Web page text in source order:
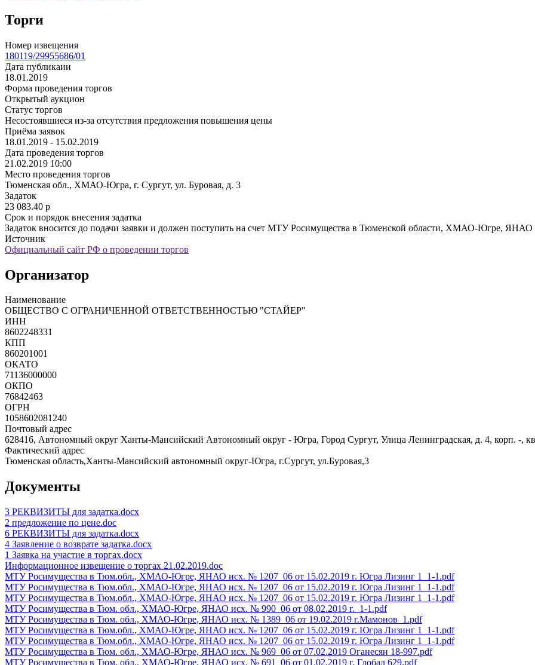
Торги
Номер извещения
180119/29955686/01
Дата публикаии
18.01.2019
Форма проведения торгов
Открытый аукцион
Статус торгов
Несостоявшиеся из-за отсутствия предложения повышения цены
Приёма заявок
18.01.2019 - 15.02.2019
Дата проведения торгов
21.02.2019 10:00
Место проведения торгов
Тюменская обл., ХМАО-Югра, г. Сургут, ул. Буровая, д. 3
Задаток
23 083.40 p
Срок и порядок внесения задатка
Задаток вносится до подачи заявки и должен поступить на счет МТУ Росимущества в Тюменской области, ХМАО-Югре, ЯНАО
Источник
Официальный сайт РФ о проведении торгов
Организатор
Наименование
ОБЩЕСТВО С ОГРАНИЧЕННОЙ ОТВЕТСТВЕННОСТЬЮ "СТАЙЕР"
ИНН
8602248331
КПП
860201001
ОКАТО
71136000000
ОКПО
76842463
ОГРН
1058602081240
Почтовый адрес
628416, Автономный округ Ханты-Мансийский Автономный округ - Югра, Город Сургут, Улица Ленинградская, д. 4, корп. -,
Фактический адрес
Тюменская область,Ханты-Мансийский автономный округ-Югра, г.Сургут, ул.Буровая,3
Документы
3 РЕКВИЗИТЫ для задатка.docx
2 предложение по цене.doc
6 РЕКВИЗИТЫ для задатка.docx
4 Заявление о возврате задатка.docx
1 Заявка на участие в торгах.docx
Информационное извещение о торгах 21.02.2019.doc
МТУ Росимущества в Тюм.обл., ХМАО-Югре, ЯНАО исх. № 1207_06 от 15.02.2019 г. Югра Лизинг 1_1-1.pdf
МТУ Росимущества в Тюм.обл., ХМАО-Югре, ЯНАО исх. № 1207_06 от 15.02.2019 г. Югра Лизинг 1_1-1.pdf
МТУ Росимущества в Тюм.обл., ХМАО-Югре, ЯНАО исх. № 1207_06 от 15.02.2019 г. Югра Лизинг 1_1-1.pdf
МТУ Росимущества в Тюм. обл., ХМАО-Югре, ЯНАО исх. № 990_06 от 08.02.2019 г._1-1.pdf
МТУ Росимущества в Тюм. обл., ХМАО-Югре, ЯНАО исх. № 1389_06 от 19.02.2019 г.Мамонов_1.pdf
МТУ Росимущества в Тюм.обл., ХМАО-Югре, ЯНАО исх. № 1207_06 от 15.02.2019 г. Югра Лизинг 1_1-1.pdf
МТУ Росимущества в Тюм.обл., ХМАО-Югре, ЯНАО исх. № 1207_06 от 15.02.2019 г. Югра Лизинг 1_1-1.pdf
МТУ Росимущества в Тюм. обл., ХМАО-Югре, ЯНАО исх. № 969_06 от 07.02.2019 Оганесян 18-997.pdf
МТУ Росимущества в Тюм. обл., ХМАО-Югре, ЯНАО исх. № 691_06 от 01.02.2019 г. Глобал 629.pdf